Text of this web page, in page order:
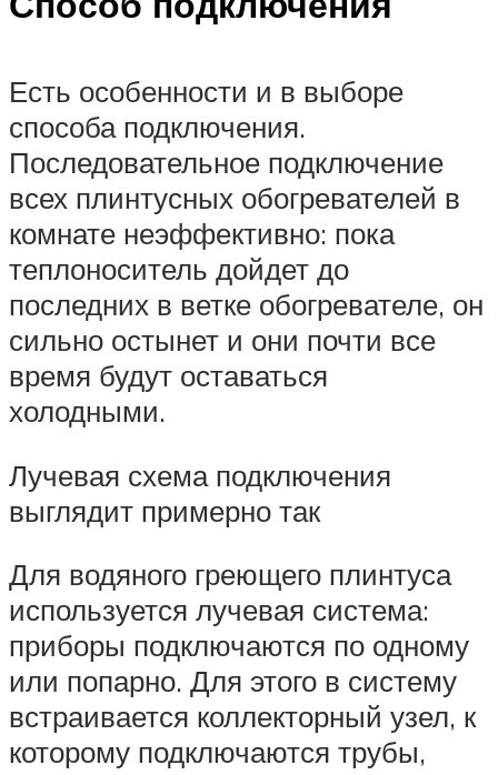
Есть особенности и в выборе
способа подключения.
Последовательное подключение
всех плинтусных обогревателей в
комнате неэффективно: пока
теплоноситель дойдет до
последних в ветке обогревателе, он
сильно остынет и они почти все
время будут оставаться
холодными.
Лучевая схема подключения
выглядит примерно так
Для водяного греющего плинтуса
используется лучевая система:
приборы подключаются по одному
или попарно. Для этого в систему
встраивается коллекторный узел, к
которому подключаются трубы,